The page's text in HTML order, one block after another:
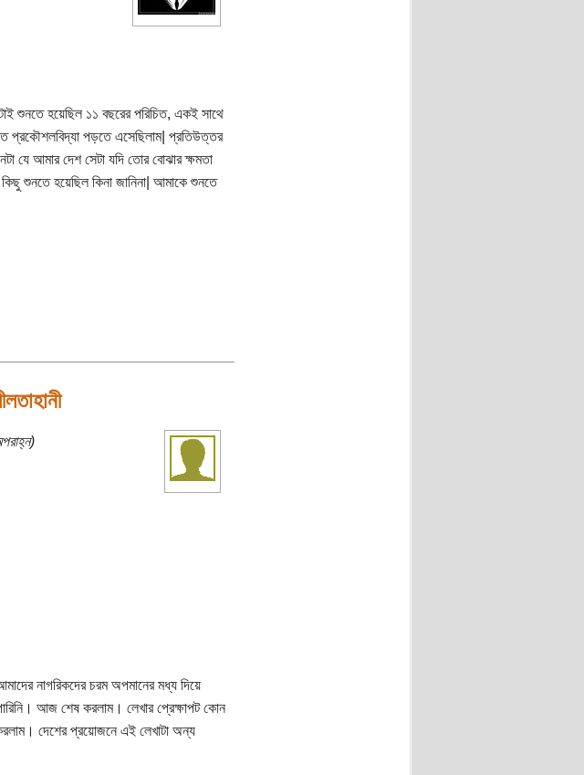
শুনতে হয়েছিল ১১ বছরের পরিচিত, একই সাথে
প্রকৌশলবিদ্যা পড়তে এসেছিলাম| প্রতিউত্তর
যে আমার দেশ সেটা যদি তোর বোঝার ক্ষমতা
শুনতে হয়েছিল কিনা জানিনা| আমাকে শুনতে
নাগরিকদের চরম অপমানের মধ্য দিয়ে
আজ শেষ করলাম। লেখার প্রেক্ষাপট কোন
করলাম। দেশের প্রয়োজনে এই লেখাটা অন্য